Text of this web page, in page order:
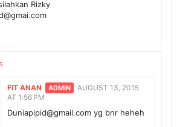
Rizky
FIT ANAN
AUGUST 13, 2015
AT 1:56 PM
Duniapipid@gmail.com yg bnr heheh